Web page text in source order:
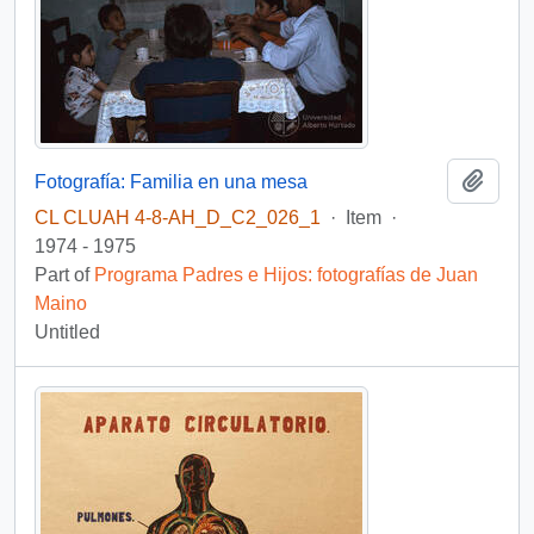
Fotografía: Familia en una mesa
CL CLUAH 4-8-AH_D_C2_026_1
· Item ·
1974 - 1975
Part of Programa Padres e Hijos: fotografías de Juan
Maino
Untitled